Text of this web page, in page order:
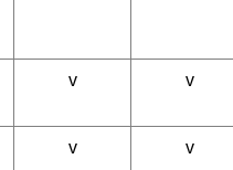
v v
v v